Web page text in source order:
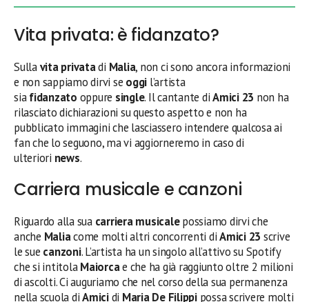
Vita privata: è fidanzato?
Sullavita privatadi Malia, non ci sono ancora informazioni
e non sappiamo dirvi se oggi l’artista
siafidanzato oppure single. Il cantante diAmici 23 non ha
rilasciato dichiarazioni su questo aspetto e non ha
pubblicato immagini che lasciassero intendere qualcosa ai
fan che lo seguono, ma vi aggiorneremo in caso di
ulteriori news.
Carriera musicale e canzoni
Riguardo alla sua carriera musicalepossiamo dirvi che
anche Maliacome molti altri concorrenti diAmici 23 scrive
le sue canzoni. L’artista ha un singolo all’attivo su Spotify
che si intitolaMaiorcae che ha già raggiunto oltre 2 milioni
di ascolti. Ci auguriamo che nel corso della sua permanenza
nella scuola diAmicidi Maria De Filippipossa scrivere molti